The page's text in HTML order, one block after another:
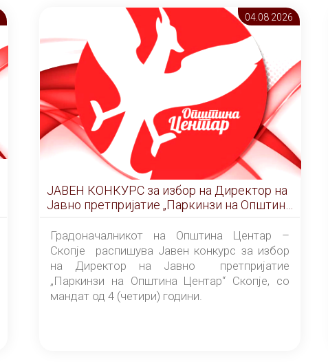
04.08 2026
ЈАВЕН КОНКУРС за избор на Директор на
Јавно претпријатие „Паркинзи на Општина
Центар“ – Скопје
Градоначалникот на Општина Центар –
Скопје распишува Јавен конкурс за избор
на Директор на Јавно претпријатие
„Паркинзи на Општина Центар“ Скопје, со
мандат од 4 (четири) години.